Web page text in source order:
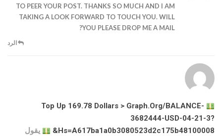
TO PEER YOUR POST. THANKS SO MUCH AND I AM
TAKING A LOOK FORWARD TO TOUCH YOU. WILL
YOU PLEASE DROP ME A MAIL?
الرد
Top Up 169.78 Dollars > Graph.org/BALANCE-
3682444-USD-04-21-3?
Hs=a617ba1a0b3080523d2c175b48100008&
يقول